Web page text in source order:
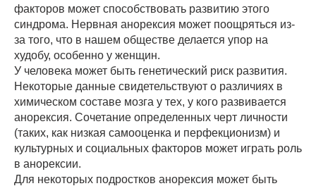
факторов может способствовать развитию этого
синдрома. Нервная анорексия может поощряться из-
за того, что в нашем обществе делается упор на
худобу, особенно у женщин.
У человека может быть генетический риск развития.
Некоторые данные свидетельствуют о различиях в
химическом составе мозга у тех, у кого развивается
анорексия. Сочетание определенных черт личности
(таких, как низкая самооценка и перфекционизм) и
культурных и социальных факторов может играть роль
в анорексии.
Для некоторых подростков анорексия может быть